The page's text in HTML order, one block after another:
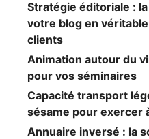
Stratégie éditoriale :
votre blog en
clients
Animation autour du
pour vos séminaires
Capacité transport
sésame pour exercer
Annuaire inversé : la